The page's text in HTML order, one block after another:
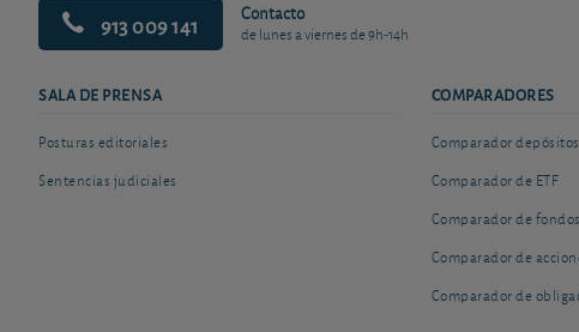
913 009 141 Contacto
de lunes a viernes de 9h-14h
SALA DE PRENSA
Posturas editoriales
Sentencias judiciales
COMPARADORES
Comparador
Comparador de ETF
Comparador de fondos
Comparador de
Comparador de